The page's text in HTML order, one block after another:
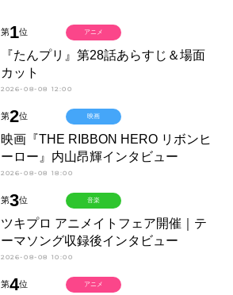
第1位
『たんプリ』第28話あらすじ＆場面
カット
2026-08-08 12:00
アニメ
第2位
映画『THE RIBBON HERO リボンヒ
ーロー』内山昂輝インタビュー
2026-08-08 18:00
映画
第3位
ツキプロ アニメイトフェア開催｜テ
ーマソング収録後インタビュー
2026-08-08 10:00
音楽
第4位 アニメ